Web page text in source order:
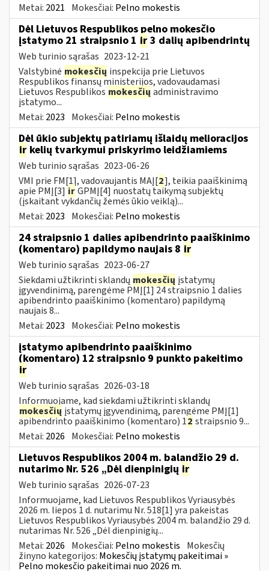
Metai: 2021 Mokesčiai: Pelno mokestis
Dėl Lietuvos Respublikos pelno mokesčio
įstatymo 21 straipsnio 1 ir 3 dalių apibendrintų
Web turinio sąrašas 2023-12-21
Valstybinė mokesčių inspekcija prie Lietuvos
Respublikos finansų ministerijos, vadovaudamasi
Lietuvos Respublikos mokesčių administravimo
įstatymo...
Metai: 2023 Mokesčiai: Pelno mokestis
Dėl ūkio subjektų patiriamų išlaidų melioracijos
ir kelių tvarkymui priskyrimo leidžiamiems
Web turinio sąrašas 2023-06-26
VMI prie FM[1], vadovaujantis MAĮ[2], teikia paaiškinimą
apie PMĮ[3]irGPMĮ[4] nuostatų taikymą subjektų
(įskaitant vykdančių žemės ūkio veiklą)...
Metai: 2023 Mokesčiai: Pelno mokestis
24 straipsnio 1 dalies apibendrinto paaiškinimo
(komentaro) papildymo naujais 8 ir
Web turinio sąrašas 2023-06-27
Siekdami užtikrinti sklandų mokesčių įstatymų
įgyvendinimą, parengėme PMĮ[1] 24 straipsnio 1 dalies
apibendrinto paaiškinimo (komentaro) papildymą
naujais 8...
Metai: 2023 Mokesčiai: Pelno mokestis
įstatymo apibendrinto paaiškinimo
(komentaro) 12 straipsnio 9 punkto pakeitimo
ir
Web turinio sąrašas 2026-03-18
Informuojame, kad siekdami užtikrinti sklandų
mokesčių įstatymų įgyvendinimą, parengėme PMĮ[1]
apibendrinto paaiškinimo (komentaro) 12 straipsnio 9...
Metai: 2026 Mokesčiai: Pelno mokestis
Lietuvos Respublikos 2004 m. balandžio 29 d.
nutarimo Nr. 526 „Dėl dienpinigių ir
Web turinio sąrašas 2026-07-23
Informuojame, kad Lietuvos Respublikos Vyriausybės
2026 m. liepos 1 d. nutarimu Nr. 518[1] yra pakeistas
Lietuvos Respublikos Vyriausybės 2004 m. balandžio 29 d.
nutarimas Nr. 526 „Dėl dienpinigių...
Metai: 2026 Mokesčiai: Pelno mokestis Mokesčių
žinyno kategorijos: Mokesčių įstatymų pakeitimai »
Pelno mokesčio pakeitimai nuo 2026 m.